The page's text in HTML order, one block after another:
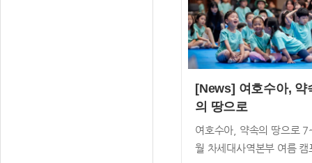
일(월)부터 7월 31일(금)
를 추모 기간으로 정하고,
하용조 목사 를 기억하고
하는 시간을 보냈다. 이 기
내 온누리교회 모든 캠퍼
벽기도회에서는 하용조 목
용조 목사 소천 추모예배
31일(금) Acts29비전빌리
[News] 여호수아, 약
의 땅으로
여호수아, 약속의 땅으로
월 차세대사역본부 여름 캠